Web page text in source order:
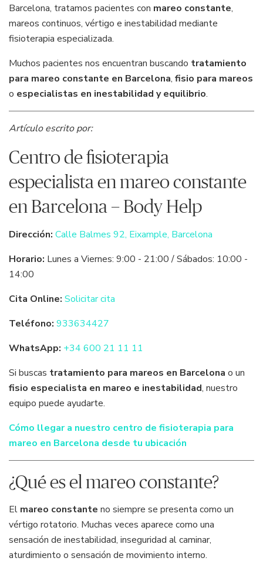
Barcelona, tratamos pacientes con mareo constante,
mareos continuos, vértigo e inestabilidad mediante
fisioterapia especializada.
Muchos pacientes nos encuentran buscando tratamiento
para mareo constante en Barcelona, fisio para mareos
o especialistas en inestabilidad y equilibrio.
Artículo escrito por:
Centro de fisioterapia
especialista en mareo constante
en Barcelona – Body Help
Dirección: Calle Balmes 92, Eixample, Barcelona
Horario: Lunes a Viernes: 9:00 - 21:00 / Sábados: 10:00 -
14:00
Cita Online: Solicitar cita
Teléfono: 933634427
WhatsApp: +34 600 21 11 11
Si buscas tratamiento para mareos en Barcelona o un
fisio especialista en mareo e inestabilidad, nuestro
equipo puede ayudarte.
Cómo llegar a nuestro centro de fisioterapia para
mareo en Barcelona desde tu ubicación
¿Qué es el mareo constante?
El mareo constante no siempre se presenta como un
vértigo rotatorio. Muchas veces aparece como una
sensación de inestabilidad, inseguridad al caminar,
aturdimiento o sensación de movimiento interno.